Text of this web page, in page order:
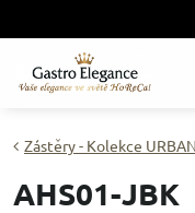
Zástěry - Kolekce URBAN
AHS01-JBK